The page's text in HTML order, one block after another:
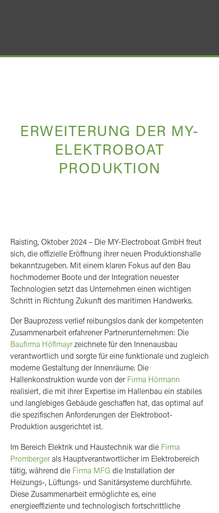
ERWEITERUNG DER MY-
ELEKTROBOAT
PRODUKTION
Raisting, Oktober 2024 – Die MY-Electroboat GmbH freut
sich, die offizielle Eröffnung ihrer neuen Produktionshalle
bekanntzugeben. Mit einem klaren Fokus auf den Bau
hochmoderner Boote und der Integration neuester
Technologien setzt das Unternehmen einen wichtigen
Schritt in Richtung Zukunft des maritimen Handwerks.
Der Bauprozess verlief reibungslos dank der kompetenten
Zusammenarbeit erfahrener Partnerunternehmen: Die
Baufirma Höflmayr zeichnete für den Innenausbau
verantwortlich und sorgte für eine funktionale und zugleich
moderne Gestaltung der Innenräume. Die
Hallenkonstruktion wurde von der Firma Hörmann
realisiert, die mit ihrer Expertise im Hallenbau ein stabiles
und langlebiges Gebäude geschaffen hat, das optimal auf
die spezifischen Anforderungen der Elektroboot-
Produktion ausgerichtet ist.
Im Bereich Elektrik und Haustechnik war die Firma
Promberger als Hauptverantwortlicher im Elektrobereich
tätig, während die Firma MFG die Installation der
Heizungs-, Lüftungs- und Sanitärsysteme durchführte.
Diese Zusammenarbeit ermöglichte es, eine
energieeffiziente und technologisch fortschrittliche